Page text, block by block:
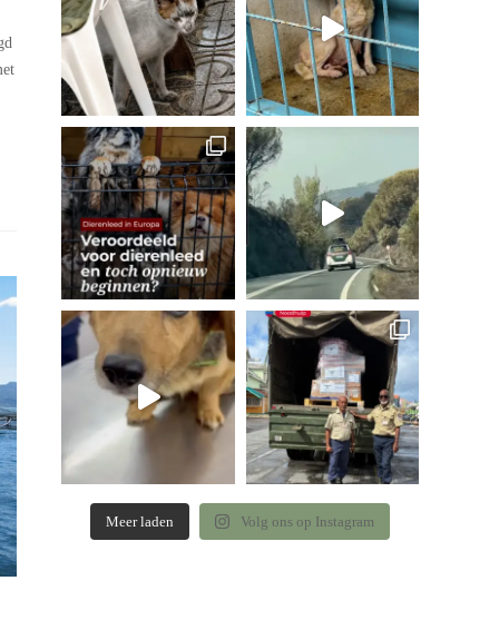
Meer laden Volg ons op Instagram